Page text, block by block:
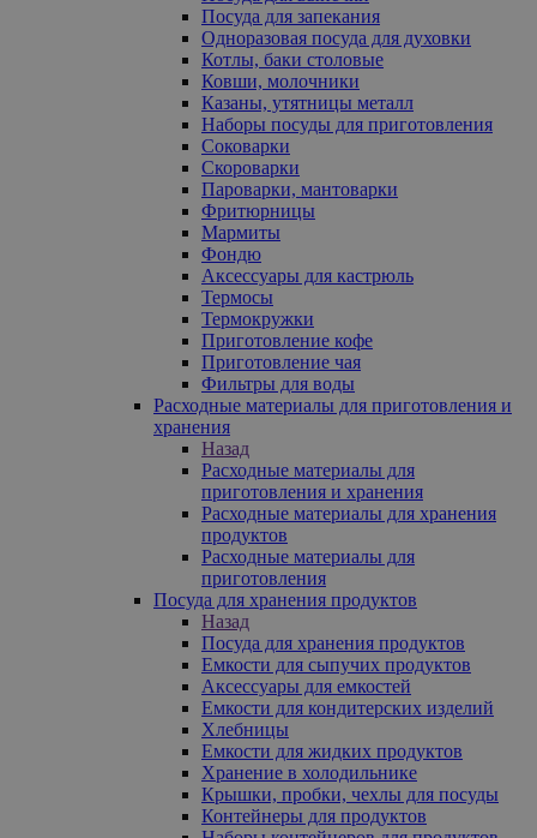
Посуда для запекания
Одноразовая посуда для духовки
Котлы, баки столовые
Ковши, молочники
Казаны, утятницы металл
Наборы посуды для приготовления
Соковарки
Скороварки
Пароварки, мантоварки
Фритюрницы
Мармиты
Фондю
Аксессуары для кастрюль
Термосы
Термокружки
Приготовление кофе
Приготовление чая
Фильтры для воды
Расходные материалы для приготовления и
хранения
Назад
Расходные материалы для
приготовления и хранения
Расходные материалы для хранения
продуктов
Расходные материалы для
приготовления
Посуда для хранения продуктов
Назад
Посуда для хранения продуктов
Емкости для сыпучих продуктов
Аксессуары для емкостей
Емкости для кондитерских изделий
Хлебницы
Емкости для жидких продуктов
Хранение в холодильнике
Крышки, пробки, чехлы для посуды
Контейнеры для продуктов